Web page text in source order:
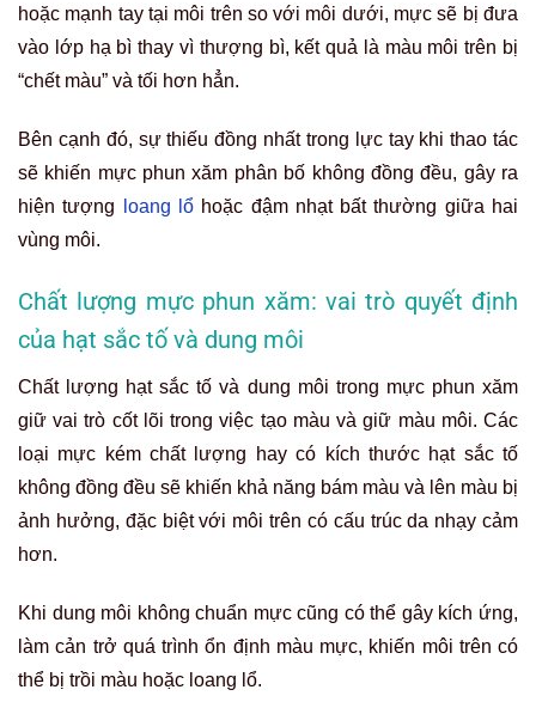
hoặc mạnh tay tại môi trên so với môi dưới, mực sẽ bị đưa
vào lớp hạ bì thay vì thượng bì, kết quả là màu môi trên bị
“chết màu” và tối hơn hẳn.
Bên cạnh đó, sự thiếu đồng nhất trong lực tay khi thao tác
sẽ khiến mực phun xăm phân bố không đồng đều, gây ra
hiện tượng
loang lổhoặc đậm nhạt bất thường giữa hai
vùng môi.
Chất lượng mực phun xăm: vai trò quyết định
của hạt sắc tố và dung môi
Chất lượng hạt sắc tố và dung môi trong mực phun xăm
giữ vai trò cốt lõi trong việc tạo màu và giữ màu môi. Các
loại mực kém chất lượng hay có kích thước hạt sắc tố
không đồng đều sẽ khiến khả năng bám màu và lên màu bị
ảnh hưởng, đặc biệt với môi trên có cấu trúc da nhạy cảm
hơn.
Khi dung môi không chuẩn mực cũng có thể gây kích ứng,
làm cản trở quá trình ổn định màu mực, khiến môi trên có
thể bị trồi màu hoặc loang lổ.